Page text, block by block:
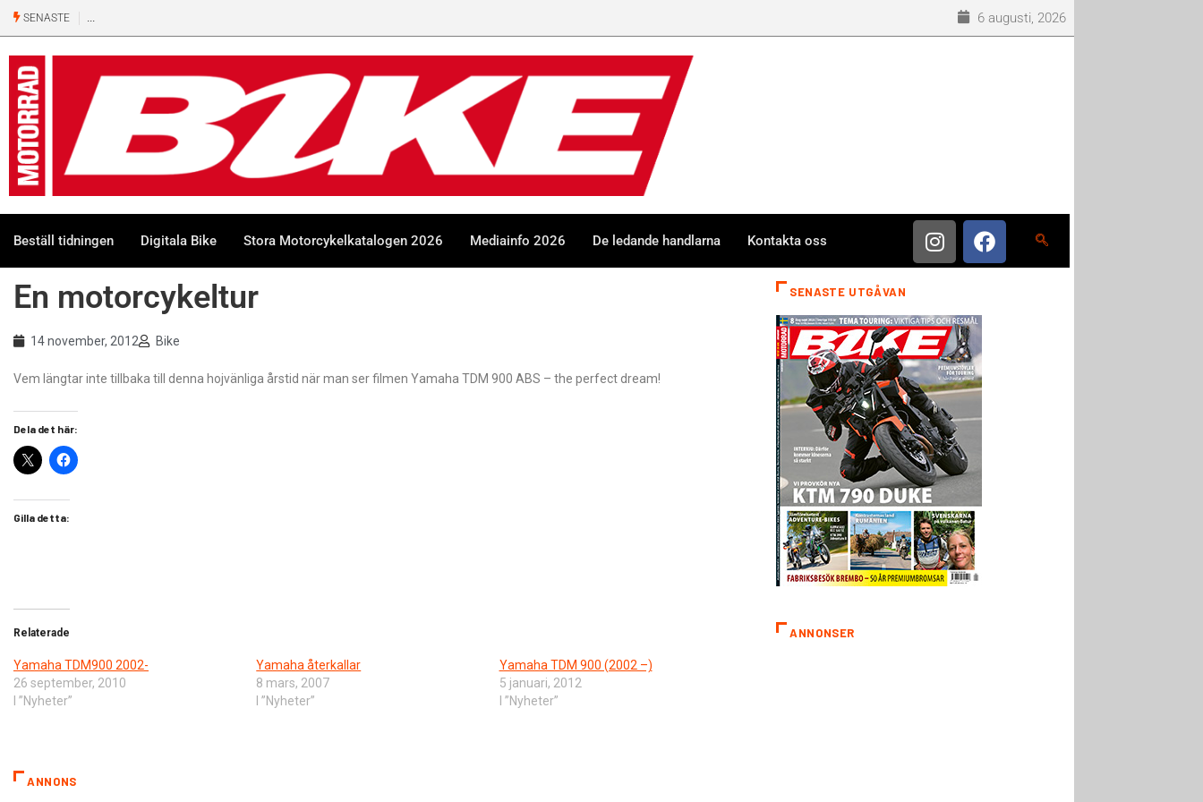
SENASTE 6 augusti, 2026
Beställ tidningen Digitala Bike Stora Motorcykelkatalogen 2026 Mediainfo 2026 De ledande handlarna Kontakta oss
En motorcykeltur
14 november, 2012 Bike
Vem längtar inte tillbaka till denna hojvänliga årstid när man ser filmen Yamaha TDM 900 ABS – the perfect dream!
Dela det här:
Gilla detta:
Relaterade
Yamaha TDM900 2002-
26 september, 2010
I ”Nyheter”
Yamaha återkallar
8 mars, 2007
I ”Nyheter”
Yamaha TDM 900 (2002 –)
5 januari, 2012
I ”Nyheter”
ANNONS
SENASTE UTGÅVAN
ANNONSER